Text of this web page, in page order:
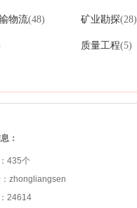
物流(48) 矿业勘探(28)
质量工程(5)
：
435个
zhongliangsen
24614